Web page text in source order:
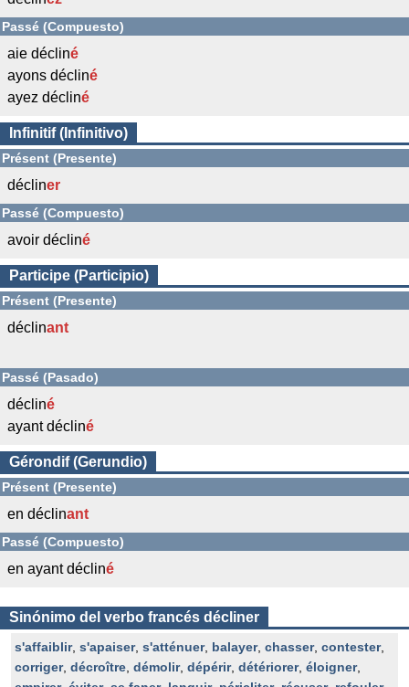
Passé (Compuesto)
aie décliné
ayons décliné
ayez décliné
Infinitif (Infinitivo)
Présent (Presente)
décliner
Passé (Compuesto)
avoir décliné
Participe (Participio)
Présent (Presente)
déclinant
Passé (Pasado)
décliné
ayant décliné
Gérondif (Gerundio)
Présent (Presente)
en déclinant
Passé (Compuesto)
en ayant décliné
Sinónimo del verbo francés décliner
s'affaiblir, s'apaiser, s'atténuer, balayer, chasser, contester,
corriger, décroître démolir, dépérir, détériorer, éloigner,